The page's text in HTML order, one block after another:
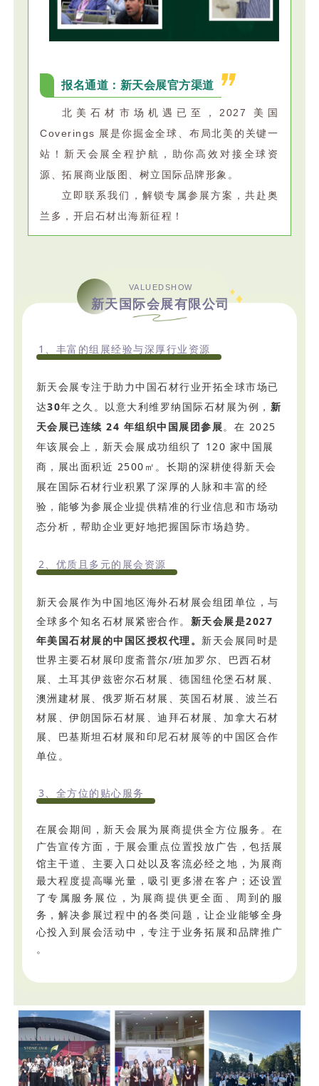
报名通道：新天会展官方渠道
北美石材市场机遇已至，2027 美国
Coverings 展是你掘金全球、布局北美的关键一
站！新天会展全程护航，助你高效对接全球资
源、拓展商业版图、树立国际品牌形象。
立即联系我们，解锁专属参展方案，共赴奥
兰多，开启石材出海新征程！
VALUEDSHOW
新天国际会展有限公司
1、丰富的组展经验与深厚行业资源
新天会展专注于助力中国石材行业开拓全球市场已
达30年之久。以意大利维罗纳国际石材展为例， 新
天会展已连续 24 年组织中国展团参展。在 2025
年该展会上，新天会展成功组织了 120 家中国展
商，展出面积近 2500㎡。长期的深耕使得新天会
展在国际石材行业积累了深厚的人脉和丰富的经
验，能够为参展企业提供精准的行业信息和市场动
态分析，帮助企业更好地把握国际市场趋势。
2、优质且多元的展会资源
新天会展作为中国地区海外石材展会组团单位，与
全球多个知名石材展紧密合作。 新天会展是2027
年美国石材展的中国区授权代理。 新天会展同时是
世界主要石材展印度斋普尔/班加罗尔、巴西石材
展、土耳其伊兹密尔石材展、德国纽伦堡石材展、
澳洲建材展、俄罗斯石材展、英国石材展、波兰石
材展、伊朗国际石材展、迪拜石材展、加拿大石材
展、巴基斯坦石材展和印尼石材展等的中国区合作
单位。
3、全方位的贴心服务
在展会期间，新天会展为展商提供全方位服务。在
广告宣传方面，于展会重点位置投放广告，包括展
馆主干道、主要入口处以及客流必经之地，为展商
最大程度提高曝光量，吸引更多潜在客户；还设置
了专属服务展位，为展商提供更全面、周到的服
务，解决参展过程中的各类问题，让企业能够全身
心投入到展会活动中，专注于业务拓展和品牌推广
。